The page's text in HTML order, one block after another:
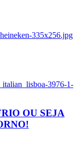
335x256.jpg
3976-1-
OU SEJA